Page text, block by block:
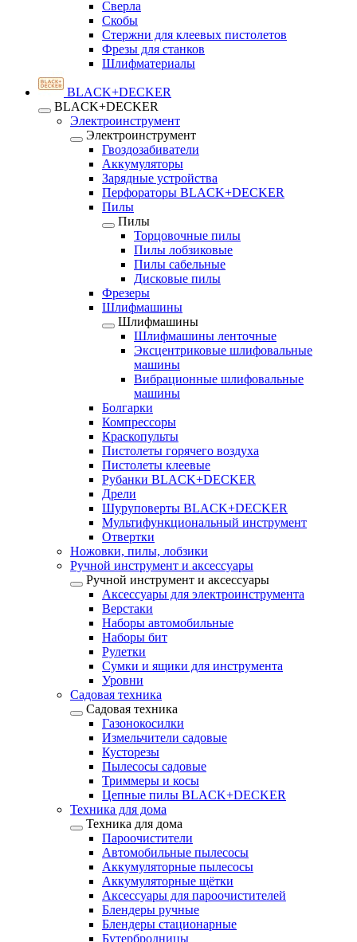
Сверла
Скобы
Стержни для клеевых пистолетов
Фрезы для станков
Шлифматериалы
BLACK+DECKER
BLACK+DECKER
Электроинструмент
Электроинструмент
Гвоздозабиватели
Аккумуляторы
Зарядные устройства
Перфораторы BLACK+DECKER
Пилы
Пилы
Торцовочные пилы
Пилы лобзиковые
Пилы сабельные
Дисковые пилы
Фрезеры
Шлифмашины
Шлифмашины
Шлифмашины ленточные
Эксцентриковые шлифовальные
машины
Вибрационные шлифовальные
машины
Болгарки
Компрессоры
Краскопульты
Пистолеты горячего воздуха
Пистолеты клеевые
Рубанки BLACK+DECKER
Дрели
Шуруповерты BLACK+DECKER
Мультифункциональный инструмент
Отвертки
Ножовки, пилы, лобзики
Ручной инструмент и аксессуары
Ручной инструмент и аксессуары
Аксессуары для электроинструмента
Верстаки
Наборы автомобильные
Наборы бит
Рулетки
Сумки и ящики для инструмента
Уровни
Садовая техника
Садовая техника
Газонокосилки
Измельчители садовые
Кусторезы
Пылесосы садовые
Триммеры и косы
Цепные пилы BLACK+DECKER
Техника для дома
Техника для дома
Пароочистители
Автомобильные пылесосы
Аккумуляторные пылесосы
Аккумуляторные щётки
Аксессуары для пароочистителей
Блендеры ручные
Блендеры стационарные
Бутербродницы